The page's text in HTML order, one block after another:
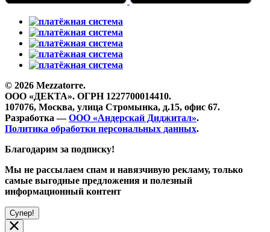
© 2026 Mezzatorre.
ООО «ДЕКТА». ОГРН 1227700014410.
107076, Москва, улица Стромынка, д.15, офис 67.
Разработка —ООО «Андерскай Диджитал».
Политика обработки персональных данных.
Благодарим за подписку!
Мы не рассылаем спам и навязчивую рекламу, только
самые выгодные предложения и полезный
информационный контент
Супер!